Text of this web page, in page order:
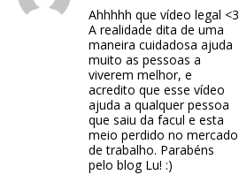
Ahhhhh que vídeo legal <3
A realidade dita de uma
maneira cuidadosa ajuda
muito as pessoas a
viverem melhor, e
acredito que esse vídeo
ajuda a qualquer pessoa
que saiu da facul e esta
meio perdido no mercado
de trabalho. Parabéns
pelo blog Lu! :)